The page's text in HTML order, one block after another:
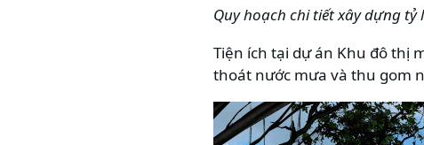
Quy hoạch chi tiết xây dựng tỷ
Tiện ích tại dự án Khu đô thị
thoát nước mưa và thu gom